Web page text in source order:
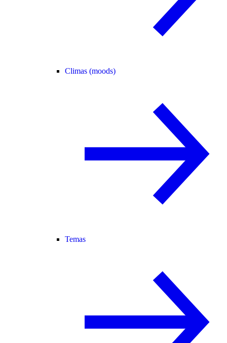
Climas (moods)
Temas